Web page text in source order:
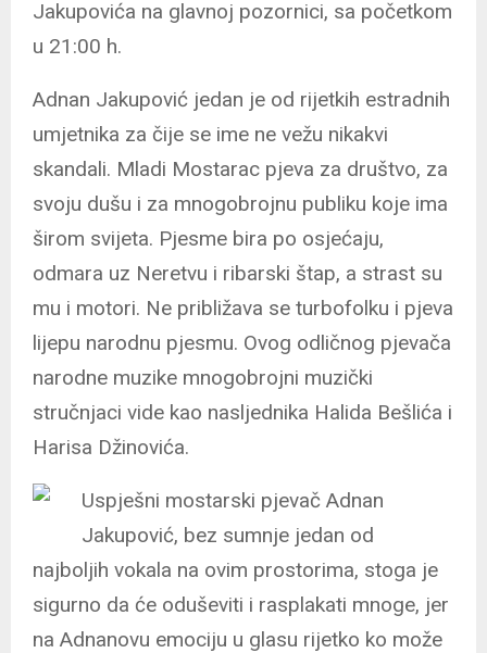
Jakupovića na glavnoj pozornici, sa početkom
u 21:00 h.
Adnan Jakupović jedan je od rijetkih estradnih
umjetnika za čije se ime ne vežu nikakvi
skandali. Mladi Mostarac pjeva za društvo, za
svoju dušu i za mnogobrojnu publiku koje ima
širom svijeta. Pjesme bira po osjećaju,
odmara uz Neretvu i ribarski štap, a strast su
mu i motori. Ne približava se turbofolku i pjeva
lijepu narodnu pjesmu. Ovog odličnog pjevača
narodne muzike mnogobrojni muzički
stručnjaci vide kao nasljednika Halida Bešlića i
Harisa Džinovića.
Uspješni mostarski pjevač Adnan
Jakupović, bez sumnje jedan od
najboljih vokala na ovim prostorima, stoga je
sigurno da će oduševiti i rasplakati mnoge, jer
na Adnanovu emociju u glasu rijetko ko može